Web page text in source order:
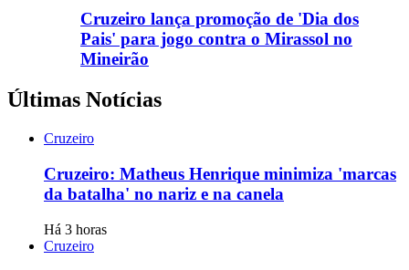
Cruzeiro lança promoção de 'Dia dos
Pais' para jogo contra o Mirassol no
Mineirão
Últimas Notícias
Cruzeiro
Cruzeiro: Matheus Henrique minimiza 'marcas
da batalha' no nariz e na canela
Há 3 horas
Cruzeiro